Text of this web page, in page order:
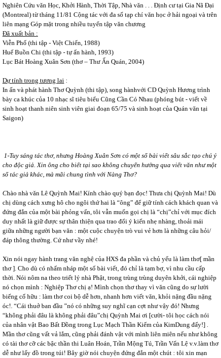
Nghiên Cứu văn Học, Khởi Hành, Thời Tập, Nhà văn . . . Định cư tại Gia Nã Đại
(Montreal) từ tháng 11/81 Cộng tác với đa số tạp chí văn học ở hải ngoại và trên
liên mạng Góp mặt trong nhiều tuyển tập văn chương
Đã xuất bản :
Viễn Phố (thi tập - Việt Chiến, 1988)
Huế Buồn Chi (thi tập - tự ấn hành, 1993)
Lục Bát Hoàng Xuân Sơn (thơ – Thư Ấn Quán, 2004)
Dự tính trong tương lai :
In ấn và phát hành Thơ Quỳnh (thi tập), song hànhvới CD Quỳnh Hương trình
bày ca khúc của 10 nhạc sĩ tiêu biểu Cũng Cần Có Nhau (phóng bút - viết về
sinh hoạt thanh niên sinh viên giai đoạn 65/75 và sinh hoạt của Quán văn tại
Saigon)
1-Tuy sáng tác thơ, nhưng Hoàng Xuân Sơn có một số bài viết sâu sắc tạo chú ý
cho độc giả. Xin ông cho biết tại sao không chuyển hướng qua viết văn như một
số tác giả khác, mà mãi chung tình với Nàng Thơ?
Chào nhà văn Lê Quỳnh Mai! Kính chào quý bạn đọc! Thưa chị Quỳnh Mai! Dù
chị dùng cách xưng hô cho ngôi thứ hai là “ông” để giữ tính cách khách quan và
đứng đắn của một bài phỏng vấn, tôi vẫn muốn gọi chị là “chị”chỉ với mục đích
duy nhất là giữ được sự thân thiện qua trao đổi ý kiến nhẹ nhàng, thoải mái
giữa những người bạn văn : một cuộc chuyện trò vui vẻ hơn là những câu hỏi/
đáp thông thường. Cứ như vầy nhé!
Xin nói ngay hành trang văn nghệ của HXS đa phần và chủ yếu là làm thơ[ mần
thơ ]. Cho dù có nhấm nháp một số bài viết, đó chỉ là tạm bợ, vì nhu cầu cấp
thời. Nói nôm na theo triết lý nhà Phật, trong trùng trùng duyên khởi, cái nghiệp
nó chọn mình : Nghiệp Thơ chị ạ! Mình chọn thơ thay vì văn cũng do sự lười
biếng cố hữu : làm thơ coi bộ dễ hơn, nhanh hơn viết văn, khỏi nặng đầu nặng
óc!. “Cái thuở ban đầu ”nó có những suy nghĩ cạn cợt như vậy đó! Nhưng
“không phải đâu là không phải đâu”chị Quỳnh Mai ơi [cười- tôi học cách nói
của nhân vật Bao Bất Đồng trong Lục Mạch Thần Kiếm của KimDung đấy!] .
Mần thơ cũng vất vả lắm, cũng phải đánh vật với mình liên miên nếu như không
có tài thơ cỡ các bậc thần thi Luân Hoán, Trần Mộng Tú, Trần Vấn Lệ v.v.làm thơ
dễ như lấy đồ trong túi! Bây giờ nói chuyện đứng đắn một chút : tôi xin mạn